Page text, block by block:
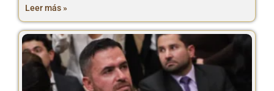
Leer más »